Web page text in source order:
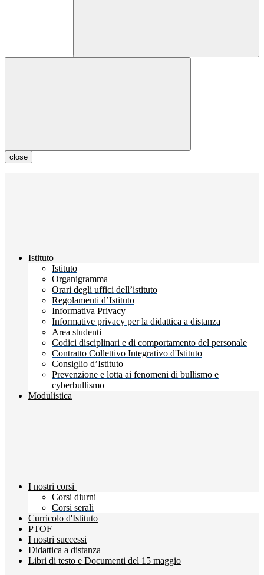
close
Istituto
Istituto
Organigramma
Orari degli uffici dell’istituto
Regolamenti d’Istituto
Informativa Privacy
Informative privacy per la didattica a distanza
Area studenti
Codici disciplinari e di comportamento del personale
Contratto Collettivo Integrativo d'Istituto
Consiglio d’Istituto
Prevenzione e lotta ai fenomeni di bullismo e
cyberbullismo
Modulistica
I nostri corsi
Corsi diurni
Corsi serali
Curricolo d'Istituto
PTOF
I nostri successi
Didattica a distanza
Libri di testo e Documenti del 15 maggio